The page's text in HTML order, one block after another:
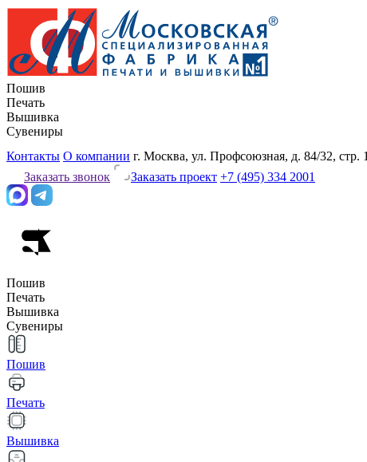
Пошив
Печать
Вышивка
Сувениры
Контакты О компании г. Москва, ул. Профсоюзная, д. 84/32, стр.
Заказать звонок
Заказать проект +7 (495) 334 2001
Пошив
Печать
Вышивка
Сувениры
Пошив
Печать
Вышивка